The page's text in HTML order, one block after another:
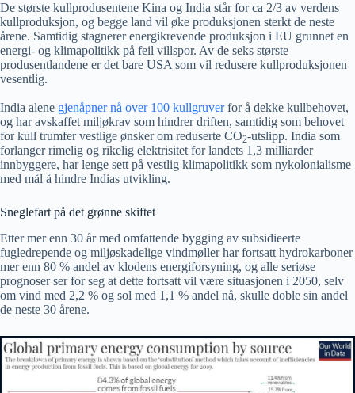
De største kullprodusentene Kina og India står for ca 2/3 av verdens
kullproduksjon, og begge land vil øke produksjonen sterkt de neste
årene. Samtidig stagnerer energikrevende produksjon i EU grunnet en
energi- og klimapolitikk på feil villspor. Av de seks største
produsentlandene er det bare USA som vil redusere kullproduksjonen
vesentlig.
India alene gjenåpner nå over 100 kullgruverfor å dekke kullbehovet,
og har avskaffet miljøkrav som hindrer driften, samtidig som behovet
for kull trumfer vestlige ønsker om reduserte CO2-utslipp. India som
forlanger rimelig og rikelig elektrisitet for landets 1,3 milliarder
innbyggere, har lenge sett på vestlig klimapolitikk som nykolonialisme
med mål å hindre Indias utvikling.
Sneglefart på det grønne skiftet
Etter mer enn 30 år med omfattende bygging av subsidieerte
fugledrepende og miljøskadelige vindmøller har fortsatt hydrokarboner
mer enn 80 % andel av klodens energiforsyning, og alle seriøse
prognoser ser for seg at dette fortsatt vil være situasjonen i 2050, selv
om vind med 2,2 % og sol med 1,1 % andel nå, skulle doble sin andel
de neste 30 årene.